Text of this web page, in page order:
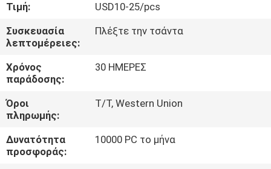
ΜΑΣ
ΕΛΆΤΕ
ΣΕ
ΕΠΑΦΉ
ΜΕ
ΙΣΤΟΛΌΓΙΟ
Τιμή:
USD10-25/pcs
Συσκευασία
λεπτομέρειες:
Πλέξτε την τσάντα
Χρόνος
παράδοσης:
30 ΗΜΕΡΕΣ
Όροι
πληρωμής:
T/T, Western Union
Δυνατότητα
προσφοράς:
10000 PC το μήνα